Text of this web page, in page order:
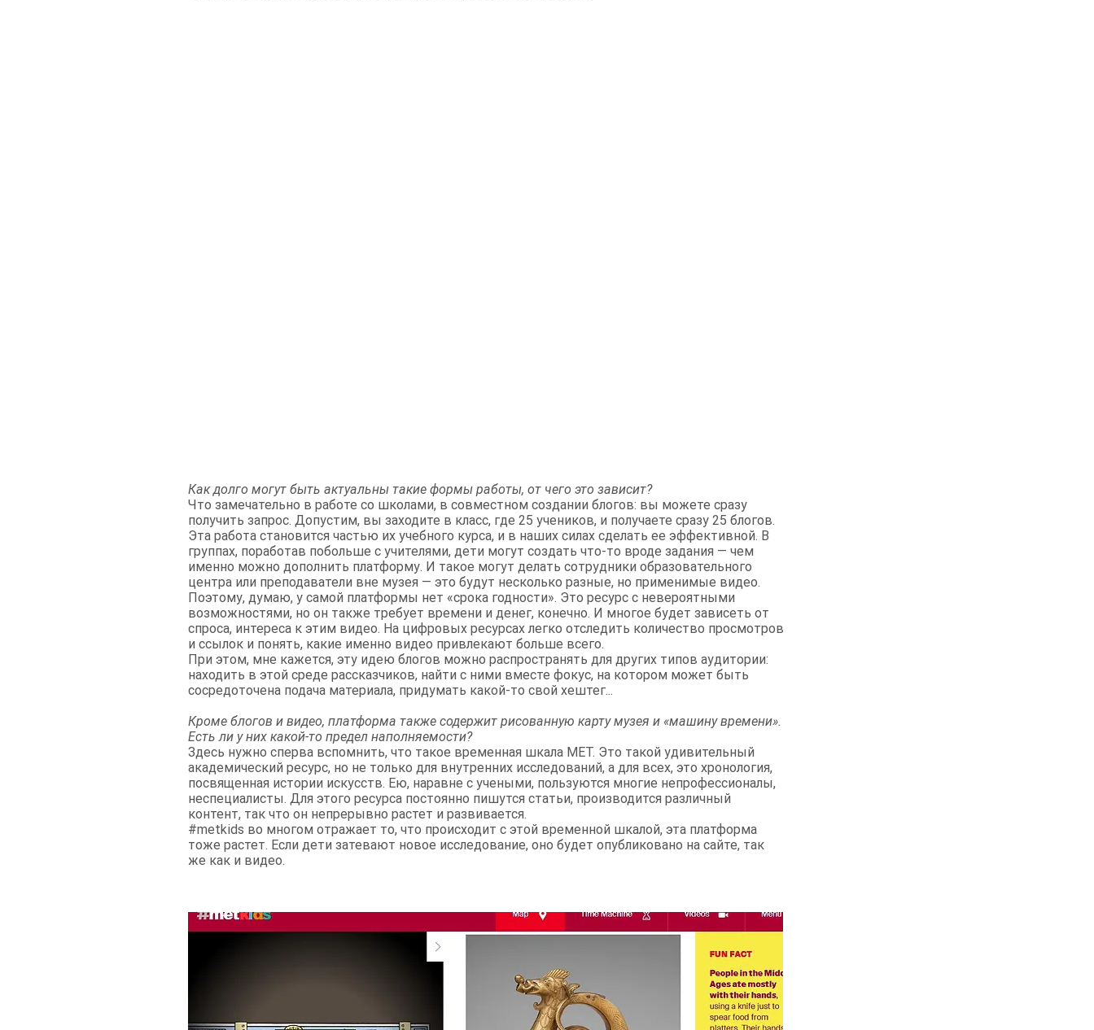
Как долго могут быть актуальны такие формы работы, от чего это зависит?
Что замечательно в работе со школами, в совместном создании блогов: вы можете сразу
получить запрос. Допустим, вы заходите в класс, где 25 учеников, и получаете сразу 25 блогов.
Эта работа становится частью их учебного курса, и в наших силах сделать ее эффективной. В
группах, поработав побольше с учителями, дети могут создать что-то вроде задания — чем
именно можно дополнить платформу. И такое могут делать сотрудники образовательного
центра или преподаватели вне музея — это будут несколько разные, но применимые видео.
Поэтому, думаю, у самой платформы нет «срока годности». Это ресурс с невероятными
возможностями, но он также требует времени и денег, конечно. И многое будет зависеть от
спроса, интереса к этим видео. На цифровых ресурсах легко отследить количество просмотров
и ссылок и понять, какие именно видео привлекают больше всего.
При этом, мне кажется, эту идею блогов можно распространять для других типов аудитории:
находить в этой среде рассказчиков, найти с ними вместе фокус, на котором может быть
сосредоточена подача материала, придумать какой-то свой хештег...
Кроме блогов и видео, платформа также содержит рисованную карту музея и «машину времени».
Есть ли у них какой-то предел наполняемости?
Здесь нужно сперва вспомнить, что такое временная шкала MET. Это такой удивительный
академический ресурс, но не только для внутренних исследований, а для всех, это хронология,
посвященная истории искусств. Ею, наравне с учеными, пользуются многие непрофессионалы,
неспециалисты. Для этого ресурса постоянно пишутся статьи, производится различный
контент, так что он непрерывно растет и развивается.
#metkids во многом отражает то, что происходит с этой временной шкалой, эта платформа
тоже растет. Если дети затевают новое исследование, оно будет опубликовано на сайте, так
же как и видео.